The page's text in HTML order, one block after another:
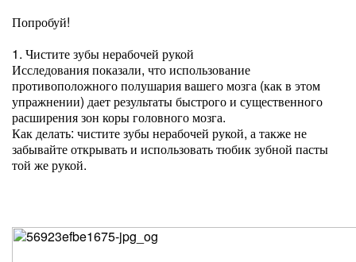
Попробуй!
1. Чистите зубы нерабочей рукой
Исследования показали, что использование
противоположного полушария вашего мозга (как в этом
упражнении) дает результаты быстрого и существенного
расширения зон коры головного мозга.
Как делать: чистите зубы нерабочей рукой, а также не
забывайте открывать и использовать тюбик зубной пасты
той же рукой.